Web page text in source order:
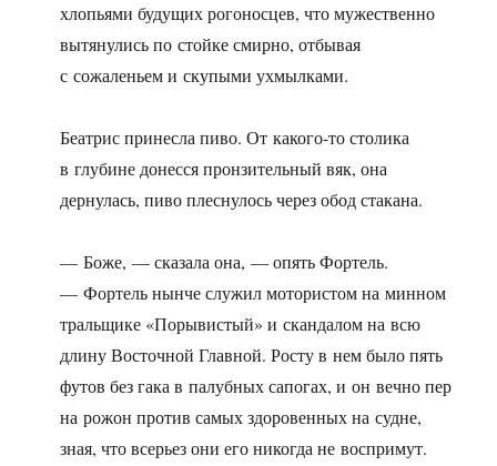
хлопьями будущих рогоносцев, что мужественно
вытянулись по стойке смирно, отбывая
с сожаленьем и скупыми ухмылками.
Беатрис принесла пиво. От какого-то столика
в глубине донесся пронзительный вяк, она
дернулась, пиво плеснулось через обод стакана.
— Боже, — сказала она, — опять Фортель.
— Фортель нынче служил мотористом на минном
тральщике «Порывистый» и скандалом на всю
длину Восточной Главной. Росту в нем было пять
футов без гака в палубных сапогах, и он вечно пер
на рожон против самых здоровенных на судне,
зная, что всерьез они его никогда не воспримут.